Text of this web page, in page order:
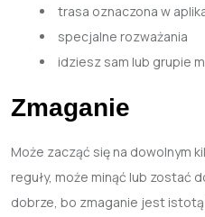
trasa oznaczona w
specjalne rozważania
idziesz sam lub grupie
Zmaganie
Może zacząć się na dowolnym
reguły, może minąć lub zostać
dobrze, bo zmaganie jest